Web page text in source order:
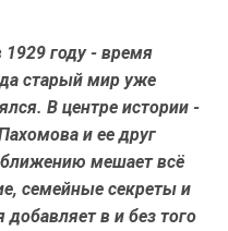
1929 году - время
старый мир уже
В центре истории -
и ее друг
мешает всё
семейные секреты и
добавляет в и без того